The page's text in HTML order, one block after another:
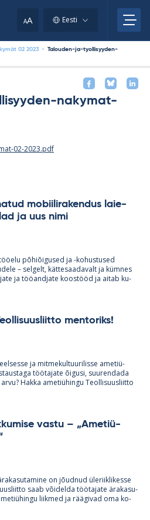
AA Eesti
02 2023 - Talouden-ja-tyollisyyden-
nakymat-
02-2023.pdf
mo­bii­li­ra­ken­dus lai­e­
ja uus nimi
põ­hiõi­gused ja -ko­hus­tused
– sel­gelt, kät­te­saa­da­valt ja küm­nes
ja töö­and­jate koos­tööd ja ai­tab ku­
men­to­riks!
ja mit­me­kul­tuu­ri­lisse ame­tiü­
töö­ta­jate õi­gusi, suu­ren­dada
Hakka ame­tiü­hingu Teol­li­suus­liitto
vastu – „Ame­tiü­
on jõud­nud üle­riikli­kesse
saab või­delda töö­ta­jate ära­ka­su­
liik­med ja rää­gi­vad oma ko­